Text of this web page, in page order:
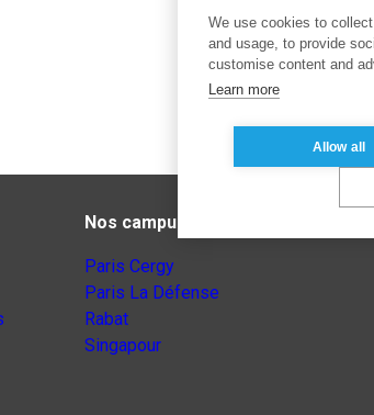
Nos campus
Paris Cergy
Paris La Défense
Rabat
Singapour
We use cookies to
and usage, to provide
customise content and
Learn more
Allow all